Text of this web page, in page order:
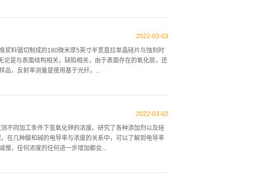
了计算。另外如果我们使用丙酮作为我们的第一个也...
溶解在HF水溶液中，臭氧浓度通过光度测量确定为16至20
1E10~3E10原子/cm2的范围内有所不同，晶片表面为铜和
清洗序列(HCl+HF)留下的最高铜值，两种先进的清洗序列达
清洗浴的浓缩模拟，在这个模拟中，假设清洗直接发生在
浆料锯切制成的180微米厚5英寸半宽直拉单晶硅片与蚀刻时
是与表面结构相关，缺陷相关，由于表面存在的氧化层，还
品，反射率测量是使用基于光纤，...
钾泥浆切割晶片的厚度减少和表面反射率随蚀刻时间的变
FAS切割晶片的蚀刻速率显示出与浆液切割晶片相同的行
图3通过比较浆料切割晶片和FAS切割晶片的厚度减少情况，
明，其中绘制了当氢氧化钾浓度分别为30%和47%时，浆
2022-03-03
不同加工条件下氢氧化钾的浓度。研究了各种添加剂以及硅
在几种酸和碱的电导率与浓度的关系中，可以了解到电导率
慢，任何浓度的任何进一步增加都会...
2022-03-02